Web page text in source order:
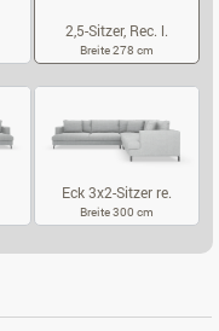
2,5-Sitzer, Rec. l.
Breite 278 cm
Eck 3x2-Sitzer re.
Breite 300 cm